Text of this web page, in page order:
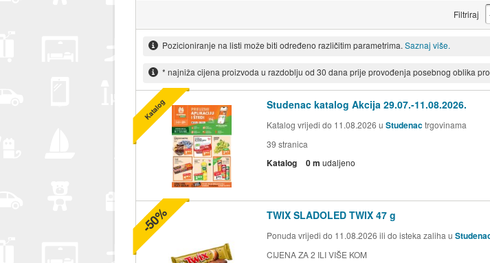
Filtriraj
Pozicioniranje na listi može biti određeno različitim parametrima. Saznaj više.
* najniža cijena proizvoda u razdoblju od 30 dana prije provođenja posebnog oblika
Studenac katalog Akcija 29.07.-11.08.2026.
Katalog vrijedi do 11.08.2026 u Studenactrgovinama
39 stranica
Katalog 0 m udaljeno
Katalog
TWIX SLADOLED TWIX 47 g
Ponuda vrijedi do 11.08.2026 ili do isteka zaliha u
CIJENA ZA 2 ILI VIŠE KOM
-50%